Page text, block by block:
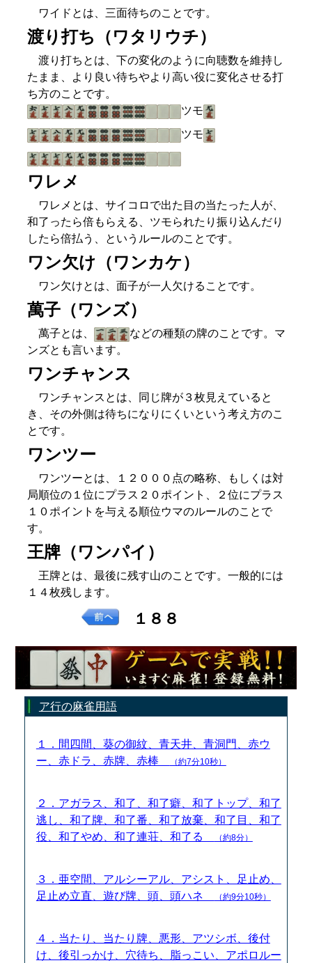
ワイドとは、三面待ちのことです。
渡り打ち（ワタリウチ）
渡り打ちとは、下の変化のように向聴数を維持し
たまま、より良い待ちやより高い役に変化させる打
ち方のことです。
ツモ
ツモ
ワレメ
ワレメとは、サイコロで出た目の当たった人が、
和了ったら倍もらえる、ツモられたり振り込んだり
したら倍払う、というルールのことです。
ワン欠け（ワンカケ）
ワン欠けとは、面子が一人欠けることです。
萬子（ワンズ）
萬子とは、
などの種類の牌のことです。マ
ンズとも言います。
ワンチャンス
ワンチャンスとは、同じ牌が３枚見えていると
き、その外側は待ちになりにくいという考え方のこ
とです。
ワンツー
ワンツーとは、１２０００点の略称、もしくは対
局順位の１位にプラス２０ポイント、２位にプラス
１０ポイントを与える順位ウマのルールのことで
す。
王牌（ワンパイ）
王牌とは、最後に残す山のことです。一般的には
１４枚残します。
１８８
ア行の麻雀用語
１．間四間、葵の御紋、青天井、青洞門、赤ウ
ー、赤ドラ、赤牌、赤棒
（約7分10秒）
２．アガラス、和了、和了癖、和了トップ、和了
逃し、和了牌、和了番、和了放棄、和了目、和了
役、和了やめ、和了連荘、和了る
（約8分）
３．亜空間、アルシーアル、アシスト、足止め、
足止め立直、遊び牌、頭、頭ハネ
（約9分10秒）
４．当たり、当たり牌、悪形、アツシボ、後付
け、後引っかけ、穴待ち、脂っこい、アポロルー